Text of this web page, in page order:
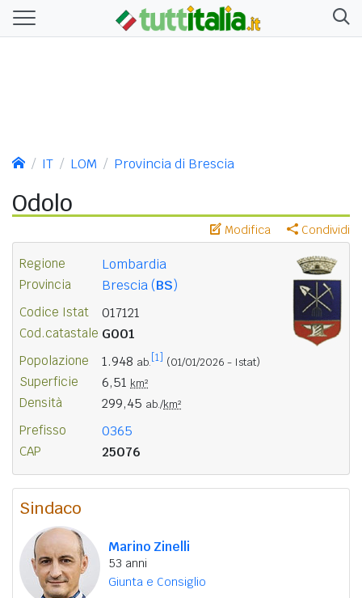
IT LOM Provincia di Brescia
Odolo
Modifica Condividi
Regione Lombardia
Provincia Brescia (BS)
Codice Istat 017121
Cod.catastale G001
Popolazione 1.948 ab. [1] (01/01/2026 - Istat)
Superficie 6,51 km²
Densità 299,45 ab./km²
Prefisso 0365
CAP 25076
Sindaco
Marino Zinelli
53 anni
Giunta e Consiglio